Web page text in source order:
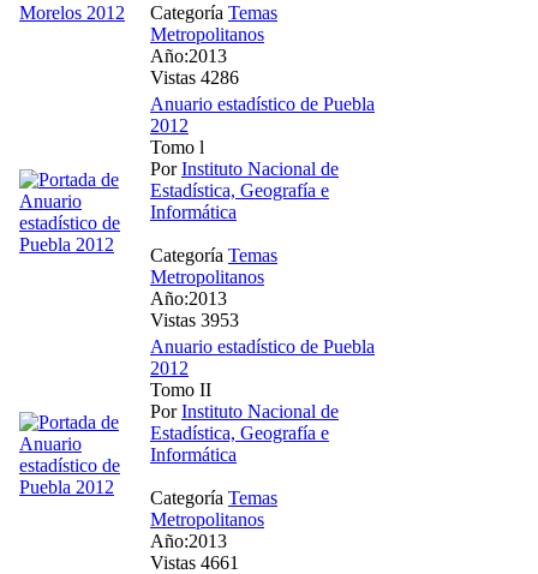
Categoría Temas
Metropolitanos
Año:2013
Vistas 4286
Anuario estadístico de Puebla
2012
Tomo l
PorInstituto Nacional de
Estadística, Geografía e
Informática
Categoría Temas
Metropolitanos
Año:2013
Vistas 3953
Anuario estadístico de Puebla
2012
Tomo II
PorInstituto Nacional de
Estadística, Geografía e
Informática
Categoría Temas
Metropolitanos
Año:2013
Vistas 4661